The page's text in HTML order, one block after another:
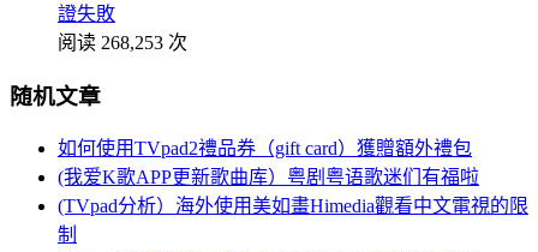
證失敗
阅读 268,253 次
随机文章
如何使用TVpad2禮品券（gift card）獲贈額外禮包
(我爱K歌APP更新歌曲库）粤剧粤语歌迷们有福啦
(TVpad分析）海外使用美如畫Himedia觀看中文電視的限
制